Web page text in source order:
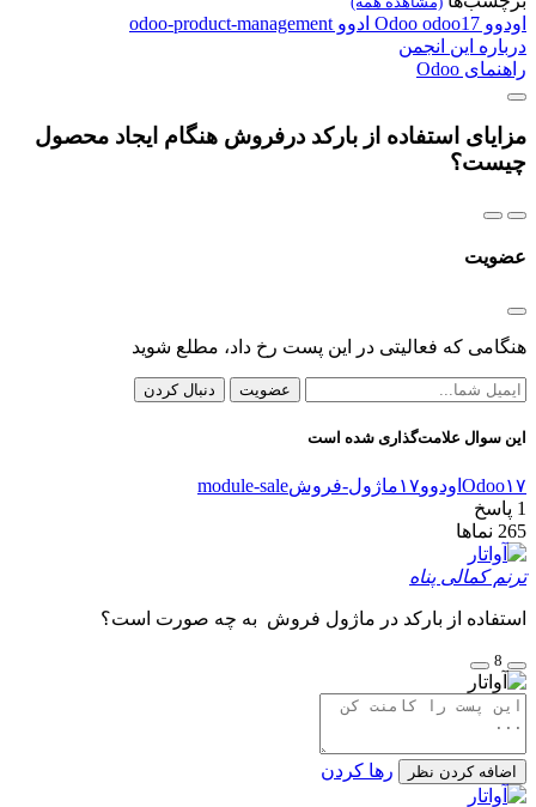
اودوو Odoo odoo17 ادوو odoo-product-management
درباره این انجمن
راهنمای Odoo
مزایای استفاده از بارکد درفروش هنگام ایجاد محصول
چیست؟
عضویت
هنگامی که فعالیتی در این پست رخ داد، مطلع شوید
عضویت دنبال کردن
این سوال علامت‌گذاری شده است
Odoo۱۷ اودوو۱۷ ماژول-فروشmodule-sale
1 پاسخ
265 نماها
ترنم کمالی پناه
استفاده از بارکد در ماژول فروش به چه صورت است؟
8
اضافه کردن نظر رها کردن